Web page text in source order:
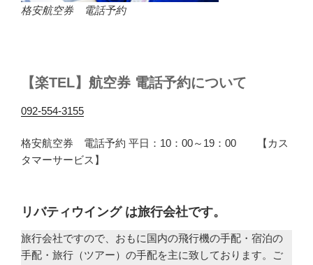
格安航空券 電話予約
【楽TEL】航空券 電話予約について
092-554-3155
格安航空券 電話予約 平日：10：00～19：00 【カス
タマーサービス】
リバティウイング は旅行会社です。
旅行会社ですので、おもに国内の飛行機の手配・宿泊の
手配・旅行（ツアー）の手配を主に致しております。ご